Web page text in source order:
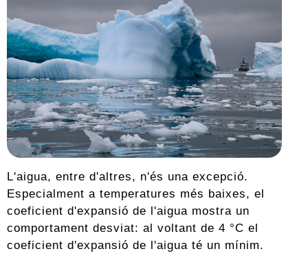
L'aigua, entre d'altres, n'és una excepció.
Especialment a temperatures més baixes, el
coeficient d'expansió de l'aigua mostra un
comportament desviat: al voltant de 4 °C el
coeficient d'expansió de l'aigua té un mínim.